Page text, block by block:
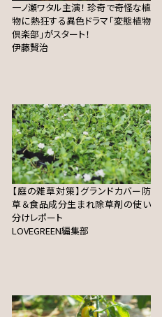
一ノ瀬ワタル主演！ 珍奇で奇怪な植
物に熱狂する異色ドラマ「変態植物
倶楽部」がスタート！
伊藤賢治
【庭の雑草対策】グランドカバー防
草＆食品成分生まれ除草剤の使い
分けレポート
LOVEGREEN編集部